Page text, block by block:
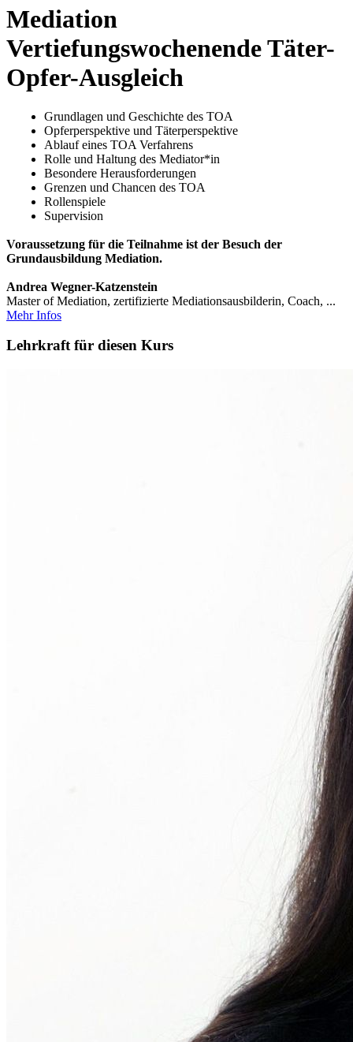
Mediation
Vertiefungswochenende Täter-
Opfer-Ausgleich
Grundlagen und Geschichte des TOA
Opferperspektive und Täterperspektive
Ablauf eines TOA Verfahrens
Rolle und Haltung des Mediator*in
Besondere Herausforderungen
Grenzen und Chancen des TOA
Rollenspiele
Supervision
Voraussetzung für die Teilnahme ist der Besuch der
Grundausbildung Mediation.
Andrea Wegner-Katzenstein
Master of Mediation, zertifizierte Mediationsausbilderin, Coach, ...
Mehr Infos
Lehrkraft für diesen Kurs